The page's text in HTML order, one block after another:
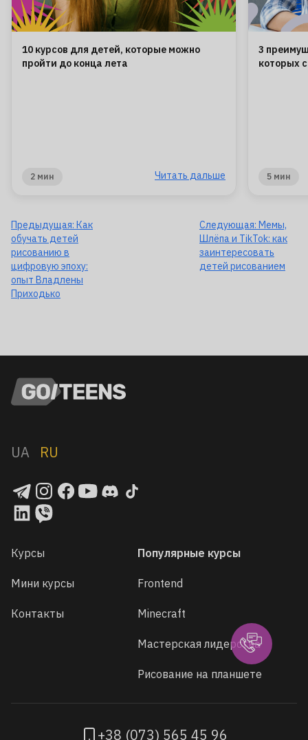
10 курсов для детей, которые можно
пройти до конца лета
2 мин Читать дальше
3
которых
5 мин
Предыдущая: Как
обучать детей
рисованию в
цифровую эпоху:
опыт Владлены
Приходько
Следующая: Мемы,
Шлёпа и TikTok: как
заинтересовать
детей рисованием
UA RU
Курсы
Мини курсы
Контакты
Популярные курсы
Frontend
Minecraft
Мастерская лидерства
Рисование на планшете
+38 (073) 565 45 96